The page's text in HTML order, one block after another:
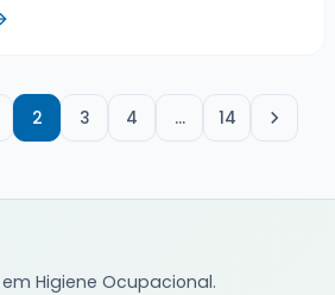
2 3 4 … 14
Higiene Ocupacional.